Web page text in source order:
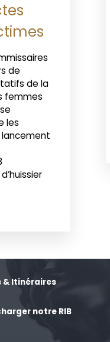
de
de la
femmes
les
lancement
& Itinéraires
notre RIB